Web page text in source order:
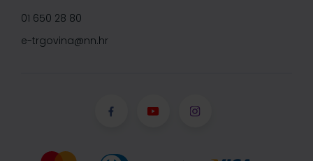
01 650 28 80
e-trgovina@nn.hr